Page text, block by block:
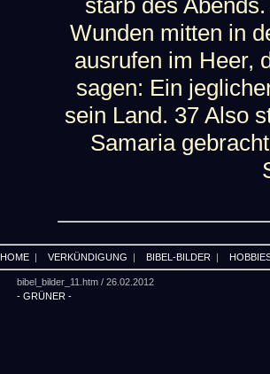
starb des
Wunden mitten in
ausrufen im Heer,
sagen: Ein
sein Land. 37 Also
Samaria
HOME| VERKÜNDIGUNG | BIBEL-BILDER |
bibel_bilder_11.htm / 26.02.2012
- GRÜNER -